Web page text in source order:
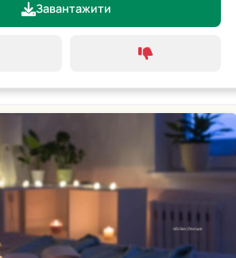
Завантажити